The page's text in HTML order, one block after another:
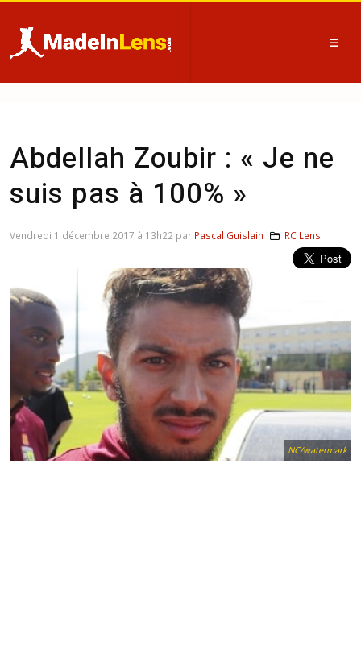
Abdellah Zoubir : « Je ne
suis pas à 100% »
NC/watermark
Vendredi 1 décembre 2017 à 13h22 par Pascal Guislain RC Lens